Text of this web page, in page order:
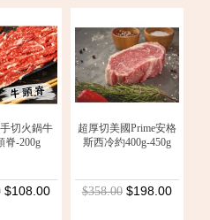
切火鍋牛
脊-200g
$108.00
超厚切美國Prime安格
斯西冷約400g-450g
$358.00 $198.00